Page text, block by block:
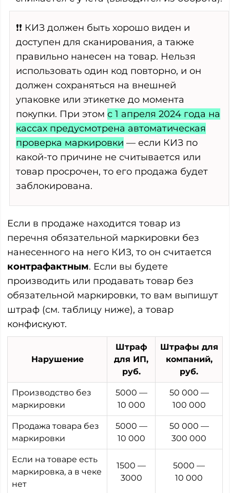
❗❗ КИЗ должен быть хорошо виден и
доступен для сканирования, а также
правильно нанесен на товар. Нельзя
использовать один код повторно, и он
должен сохраняться на внешней
упаковке или этикетке до момента
покупки. При этом с 1 апреля 2024 года на
кассах предусмотрена автоматическая
проверка маркировки — если КИЗ по
какой-то причине не считывается или
товар просрочен, то его продажа будет
заблокирована.
Если в продаже находится товар из
перечня обязательной маркировки без
нанесенного на него КИЗ, то он считается
контрафактным. Если вы будете
производить или продавать товар без
обязательной маркировки, то вам выпишут
штраф (см. таблицу ниже), а товар
конфискуют.
Нарушение
Штраф
для ИП,
руб.
Штрафы для
компаний,
руб.
Производство без
маркировки
5000 —
10 000
50 000 —
100 000
Продажа товара без
маркировки
5000 —
10 000
50 000 —
300 000
Если на товаре есть
маркировка, а в чеке
нет
1500 —
3000
5000 —
10 000